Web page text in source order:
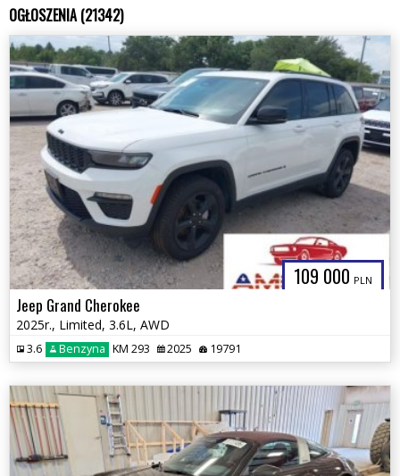
OGŁOSZENIA (21342)
109 000 PLN
Jeep Grand Cherokee
2025r., Limited, 3.6L, AWD
3.6 Benzyna KM 293 2025 19791